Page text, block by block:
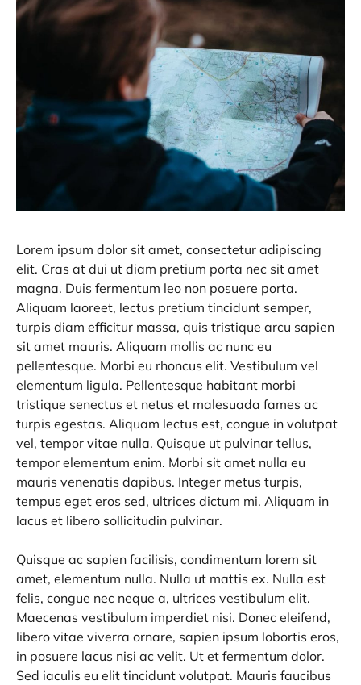
Lorem ipsum dolor sit amet, consectetur adipiscing
elit. Cras at dui ut diam pretium porta nec sit amet
magna. Duis fermentum leo non posuere porta.
Aliquam laoreet, lectus pretium tincidunt semper,
turpis diam efficitur massa, quis tristique arcu sapien
sit amet mauris. Aliquam mollis ac nunc eu
pellentesque. Morbi eu rhoncus elit. Vestibulum vel
elementum ligula. Pellentesque habitant morbi
tristique senectus et netus et malesuada fames ac
turpis egestas. Aliquam lectus est, congue in volutpat
vel, tempor vitae nulla. Quisque ut pulvinar tellus,
tempor elementum enim. Morbi sit amet nulla eu
mauris venenatis dapibus. Integer metus turpis,
tempus eget eros sed, ultrices dictum mi. Aliquam in
lacus et libero sollicitudin pulvinar.
Quisque ac sapien facilisis, condimentum lorem sit
amet, elementum nulla. Nulla ut mattis ex. Nulla est
felis, congue nec neque a, ultrices vestibulum elit.
Maecenas vestibulum imperdiet nisi. Donec eleifend,
libero vitae viverra ornare, sapien ipsum lobortis eros,
in posuere lacus nisi ac velit. Ut et fermentum dolor.
Sed iaculis eu elit tincidunt volutpat. Mauris faucibus